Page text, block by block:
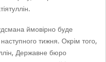
ймовірно буде
наступного тижня. Окрім того,
Державне бюро